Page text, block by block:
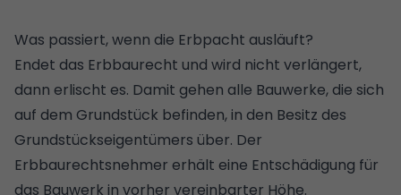
Was passiert, wenn die Erbpacht ausläuft?
Endet das Erbbaurecht und wird nicht verlängert,
dann erlischt es. Damit gehen alle Bauwerke, die sich
auf dem Grundstück befinden, in den Besitz des
Grundstückseigentümers über. Der
Erbbaurechtsnehmer erhält eine Entschädigung für
das Bauwerk in vorher vereinbarter Höhe.